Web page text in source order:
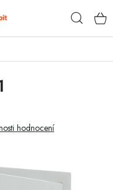
hodnocení